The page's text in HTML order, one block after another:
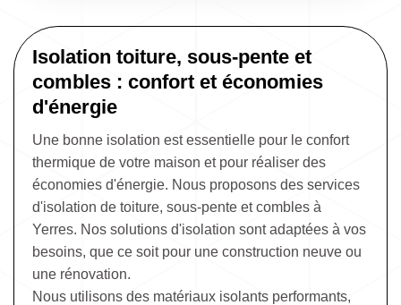
Isolation toiture, sous-pente et
combles : confort et économies
d'énergie
Une bonne isolation est essentielle pour le confort
thermique de votre maison et pour réaliser des
économies d'énergie. Nous proposons des services
d'isolation de toiture, sous-pente et combles à
Yerres. Nos solutions d'isolation sont adaptées à vos
besoins, que ce soit pour une construction neuve ou
une rénovation.
Nous utilisons des matériaux isolants performants,